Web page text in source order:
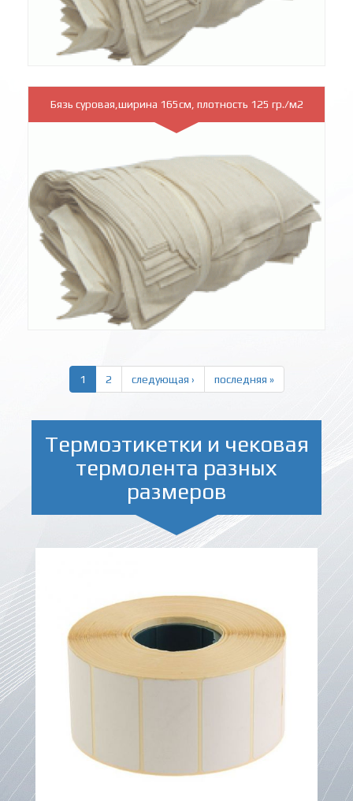
Бязь суровая,ширина 165см, плотность 125 гр./м2
1 2 следующая › последняя »
Термоэтикетки и чековая
термолента разных
размеров